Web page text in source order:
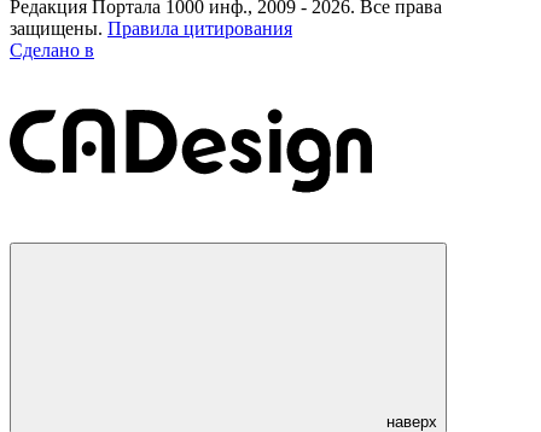
Редакция Портала 1000 инф., 2009 - 2026. Все права
защищены. Правила цитирования
Сделано в
наверх